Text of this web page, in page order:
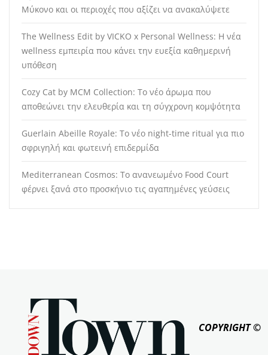
Μύκονο και οι περιοχές που αξίζει να ανακαλύψετε
The Wellness Edit by VICKO x Personal Wellness: Η νέα
wellness εμπειρία που κάνει την ευεξία καθημερινή
υπόθεση
Cozy Cat by MCM Collection: Το νέο άρωμα που
αποθεώνει την ελευθερία και τη σύγχρονη κομψότητα
Guerlain Abeille Royale: Το νέο night-time ritual για πιο
σφριγηλή και φωτεινή επιδερμίδα
Mediterranean Cosmos: Το ανανεωμένο Food Court
φέρνει ξανά στο προσκήνιο τις αγαπημένες γεύσεις
COPYRIGHT ©